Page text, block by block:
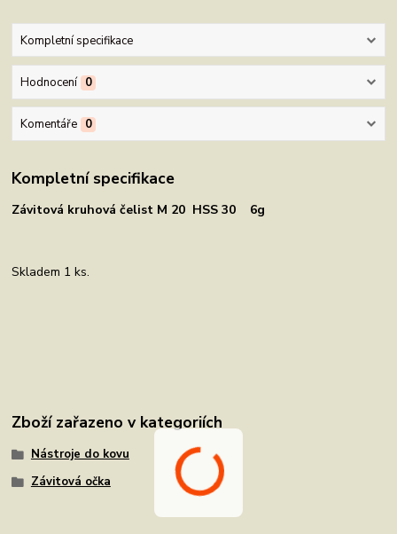
Kompletní specifikace
Hodnocení 0
Komentáře 0
Kompletní specifikace
Závitová kruhová čelist M 20 HSS 30 6g
Skladem 1 ks.
Zboží zařazeno v kategoriích
Nástroje do kovu
Závitová očka